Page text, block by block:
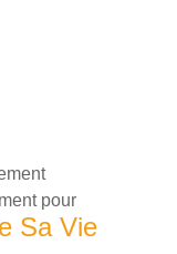
pour
Sa Vie